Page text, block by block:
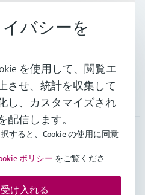
バシーを
を使用して、閲覧エ
させ、統計を収集して
し、カスタマイズされ
配信します。
すると、Cookie の使用に同意
ポリシー をご覧くださ
け入れる